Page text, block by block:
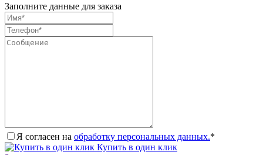
Заполните данные для заказа
Я согласен на обработку персональных данных.*
Купить в один клик